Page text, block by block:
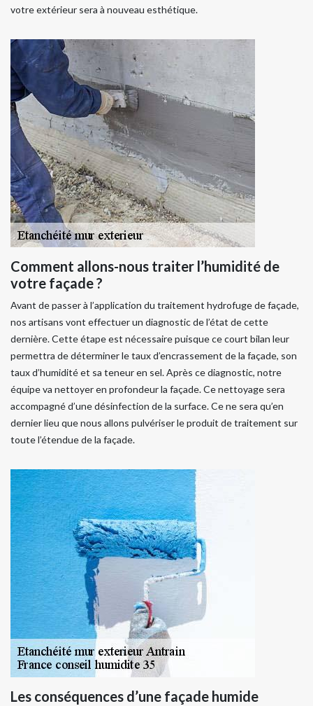
votre extérieur sera à nouveau esthétique.
Comment allons-nous traiter l’humidité de
votre façade ?
Avant de passer à l’application du traitement hydrofuge de façade,
nos artisans vont effectuer un diagnostic de l’état de cette
dernière. Cette étape est nécessaire puisque ce court bilan leur
permettra de déterminer le taux d’encrassement de la façade, son
taux d’humidité et sa teneur en sel. Après ce diagnostic, notre
équipe va nettoyer en profondeur la façade. Ce nettoyage sera
accompagné d’une désinfection de la surface. Ce ne sera qu’en
dernier lieu que nous allons pulvériser le produit de traitement sur
toute l’étendue de la façade.
Les conséquences d’une façade humide